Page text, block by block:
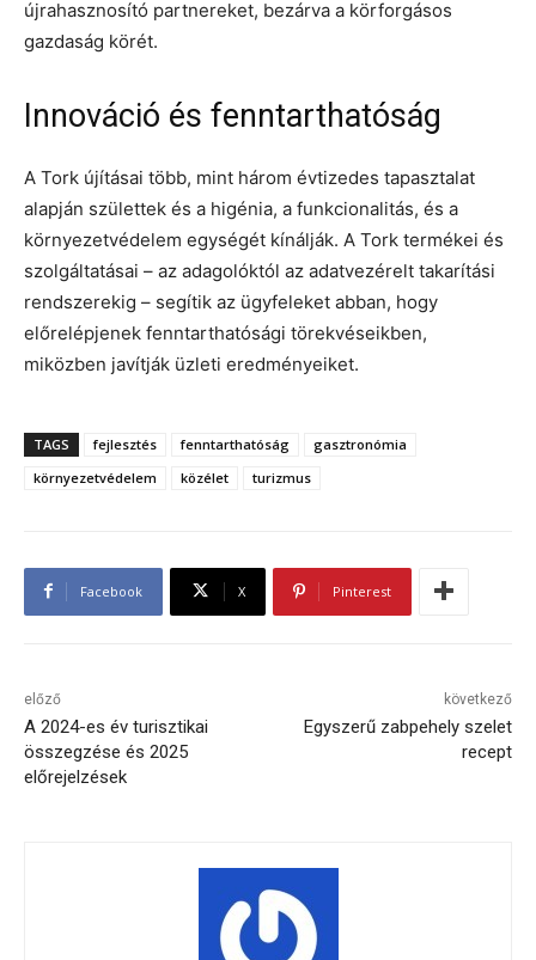
újrahasznosító partnereket, bezárva a körforgásos
gazdaság körét.
Innováció és fenntarthatóság
A Tork újításai több, mint három évtizedes tapasztalat
alapján születtek és a higénia, a funkcionalitás, és a
környezetvédelem egységét kínálják. A Tork termékei és
szolgáltatásai – az adagolóktól az adatvezérelt takarítási
rendszerekig – segítik az ügyfeleket abban, hogy
előrelépjenek fenntarthatósági törekvéseikben,
miközben javítják üzleti eredményeiket.
TAGS fejlesztés fenntarthatóság
gasztronómia
környezetvédelem
közélet turizmus
Facebook X Pinterest
előző
A 2024-es év turisztikai
összegzése és 2025
előrejelzések
következő
Egyszerű zabpehely szelet
recept